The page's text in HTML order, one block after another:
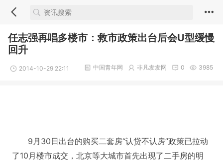
任志强再唱多楼市：救市政策出台后会U型缓慢
回升
2014-10-29 22:11 3985
0
非凡发发网
中国青年网
9月30日出台的购买二套房“认贷不认房”政策已拉动
了10月楼市成交，北京等大城市首先出现了二手房的明